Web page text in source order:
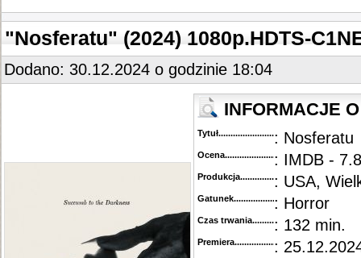
"Nosferatu" (2024) 1080p.HDTS-
Dodano: 30.12.2024 o godzinie 18:04
INFORMACJE
Tytuł............................................
: Nosferatu
Ocena.............................................
: IMDB -
Produkcja.........................................
: USA,
Gatunek...........................................
: Horror
Czas trwania......................................
: 132 min.
Premiera..........................................
: